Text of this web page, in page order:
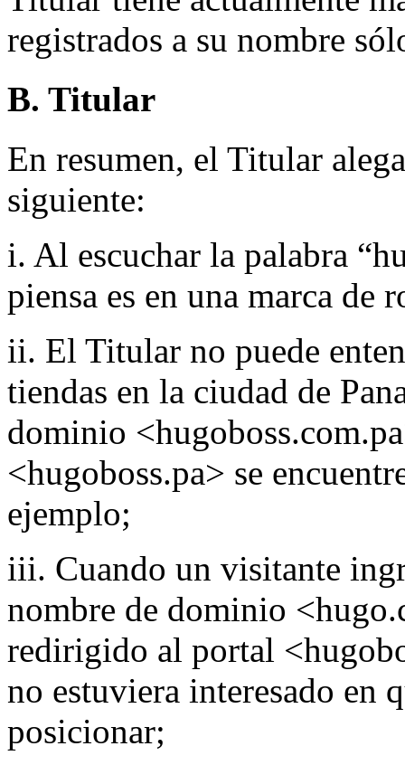
registrados a su nombre
B. Titular
En resumen, el Titular
siguiente:
i. Al escuchar la palabra
piensa es en una marca de
ii. El Titular no puede
tiendas en la ciudad de
dominio
<hugoboss.pa> se
ejemplo;
iii. Cuando un visitante
nombre de dominio
redirigido al portal
no estuviera interesado en
posicionar;